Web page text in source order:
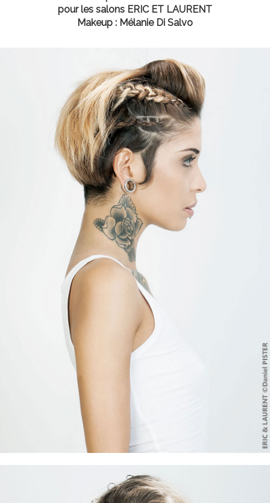
pour les salons ERIC ET LAURENT
Makeup : Mélanie Di Salvo